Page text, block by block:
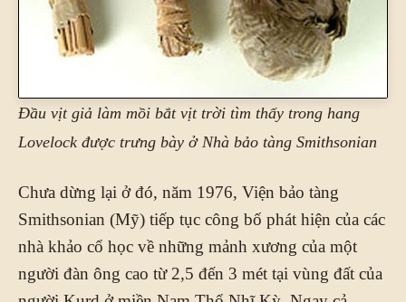
Đầu vịt giả làm mồi bắt vịt trời tìm thấy trong hang
Lovelock được trưng bày ở Nhà bảo tàng Smithsonian
Chưa dừng lại ở đó, năm 1976, Viện bảo tàng
Smithsonian (Mỹ) tiếp tục công bố phát hiện của các
nhà khảo cổ học về những mảnh xương của một
người đàn ông cao từ 2,5 đến 3 mét tại vùng đất của